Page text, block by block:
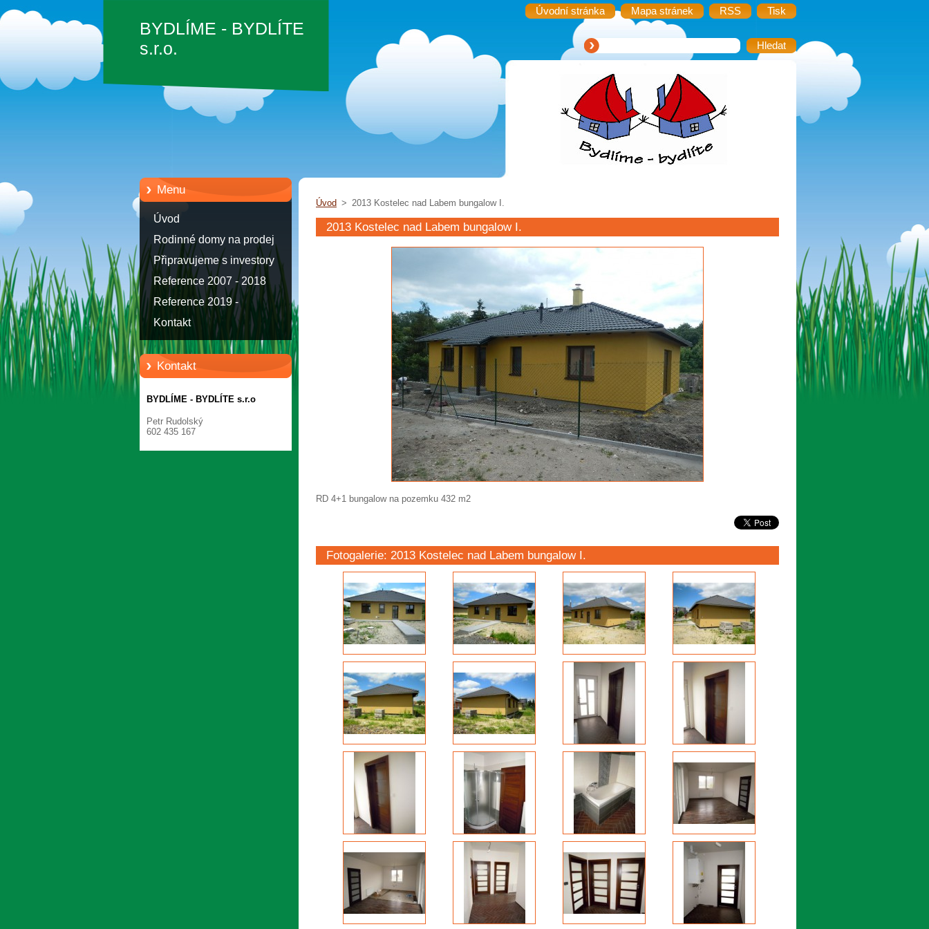
Úvodní stránka Mapa stránek RSS Tisk
BYDLÍME - BYDLÍTE
s.r.o.
Menu
Úvod
Rodinné domy na prodej
Připravujeme s investory
Reference 2007 - 2018
Reference 2019 -
Kontakt
Kontakt
BYDLÍME - BYDLÍTE s.r.o
Petr Rudolský
602 435 167
Úvod > 2013 Kostelec nad Labem bungalow I.
2013 Kostelec nad Labem bungalow I.
RD 4+1 bungalow na pozemku 432 m2
Fotogalerie: 2013 Kostelec nad Labem bungalow I.